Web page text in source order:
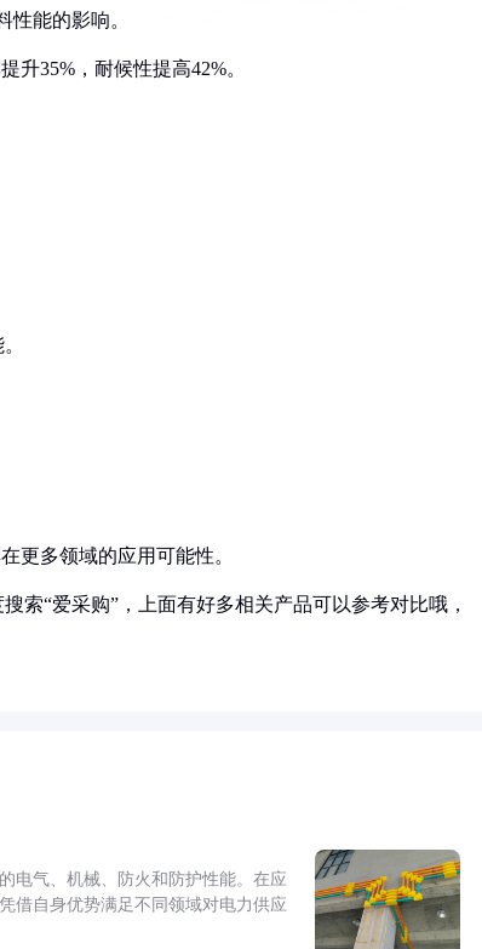
性能的影响。
升35%，耐候性提高42%。
更多领域的应用可能性。
索“爱采购”，上面有好多相关产品可以参考对比哦，
电气、机械、防火和防护性能。在应
借自身优势满足不同领域对电力供应